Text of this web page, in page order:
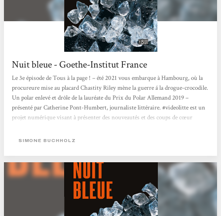
Nuit bleue - Goethe-Institut France
Le 3e épisode de Tous à la page ! – été 2021 vous embarque à Hambourg, où la
procureure mise au placard Chastity Riley mène la guerre á la drogue-crocodile.
Un polar enlevé et drôle de la lauréate du Prix du Polar Allemand 2019 –
présenté par Catherine Pont-Humbert, journaliste littéraire. #videolitte est un
projet numérique visant à présenter des nouveautés et des coups de cœur
nouveaux livres dans une vidéo à travers...
SIMONE BUCHHOLZ